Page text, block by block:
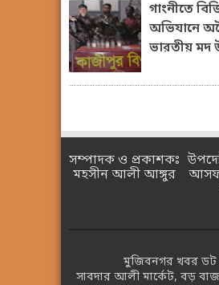
গাংনীতে
অভিযানে
ভারতীয় মদ
সম্পাদক ও প্রকাশকঃ
মহসীন আলী আঙ্গুর
মুজিবনগর খবর
সাবদার আলী মার্কেট, বড়